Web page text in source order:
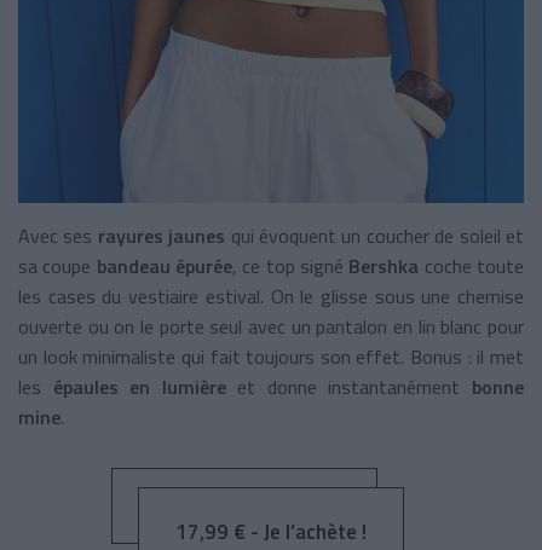
Avec ses rayures jaunes qui évoquent un coucher de soleil et
sa coupe bandeau épurée, ce top signé Bershka coche toute
les cases du vestiaire estival. On le glisse sous une chemise
ouverte ou on le porte seul avec un pantalon en lin blanc pour
un look minimaliste qui fait toujours son effet. Bonus : il met
les épaules en lumièreet donne instantanément bonne
mine.
17,99 € - Je l’achète !